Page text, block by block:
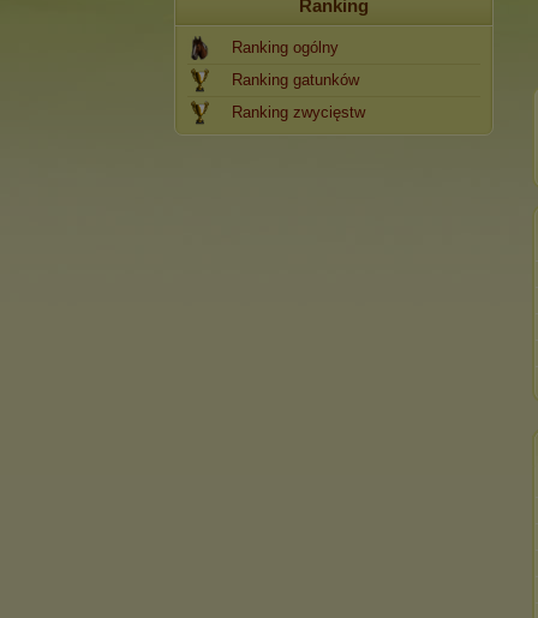
Ranking
Ranking ogólny
Ranking gatunków
Ranking zwycięstw